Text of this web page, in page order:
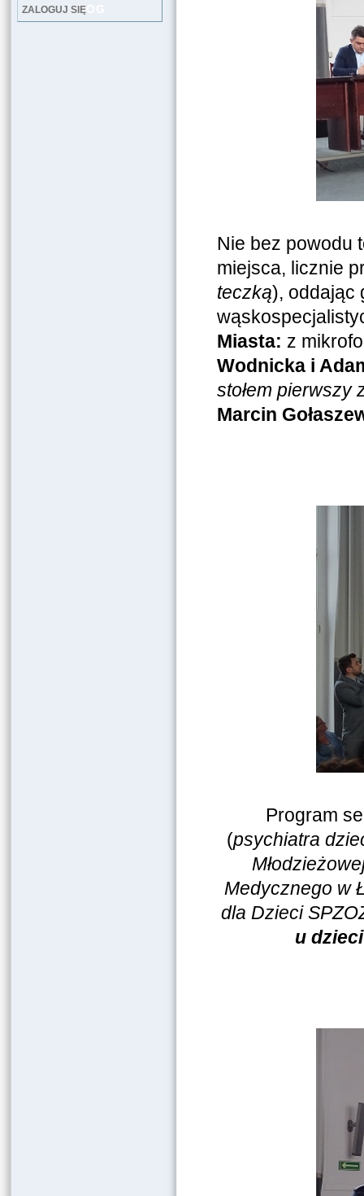
LOG
ZALOGUJ SIĘ
Nie bez powodu
miejsca, licznie
teczką), oddając
Miasta: z
Wodnicka i
stołem pierwszy
Marcin
Program
(psychiatra
Medycznego w
dla Dzieci
u